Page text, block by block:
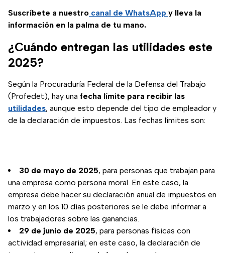
Suscríbete a nuestro canal de WhatsApp y lleva la
información en la palma de tu mano.
¿Cuándo entregan las utilidades este
2025?
Según la Procuraduría Federal de la Defensa del Trabajo
(Profedet), hay una fecha límite para recibir las
utilidades, aunque esto depende del tipo de empleador y
de la declaración de impuestos. Las fechas límites son:
30 de mayo de 2025, para personas que trabajan para
una empresa como persona moral. En este caso, la
empresa debe hacer su declaración anual de impuestos en
marzo y en los 10 días posteriores se le debe informar a
los trabajadores sobre las ganancias.
29 de junio de 2025, para personas físicas con
actividad empresarial; en este caso, la declaración de